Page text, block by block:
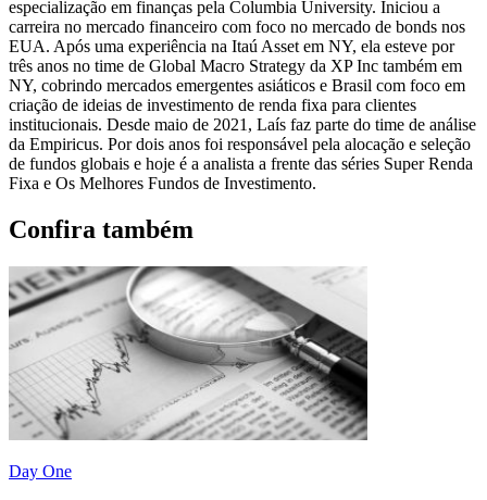
especialização em finanças pela Columbia University. Iniciou a
carreira no mercado financeiro com foco no mercado de bonds nos
EUA. Após uma experiência na Itaú Asset em NY, ela esteve por
três anos no time de Global Macro Strategy da XP Inc também em
NY, cobrindo mercados emergentes asiáticos e Brasil com foco em
criação de ideias de investimento de renda fixa para clientes
institucionais. Desde maio de 2021, Laís faz parte do time de análise
da Empiricus. Por dois anos foi responsável pela alocação e seleção
de fundos globais e hoje é a analista a frente das séries Super Renda
Fixa e Os Melhores Fundos de Investimento.
Confira também
Day One